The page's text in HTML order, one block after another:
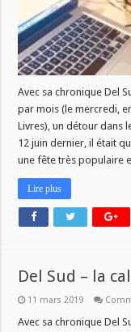
Avec sa chronique Del
par mois (le mercredi,
Livres), un détour dans
12 juin dernier, il était
une fête très populaire
Lire plus
Del Sud – la
11 mars 2019
Avec sa chronique Del